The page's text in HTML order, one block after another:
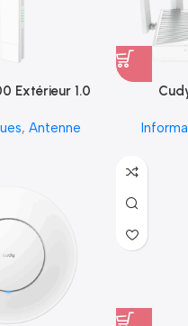
Extérieur 1.0
, Antenne